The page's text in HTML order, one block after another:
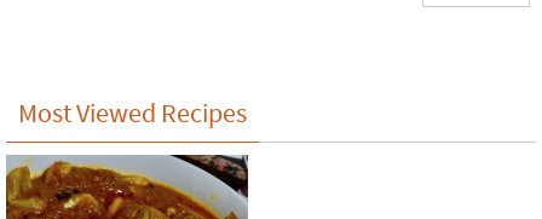
Most Viewed Recipes